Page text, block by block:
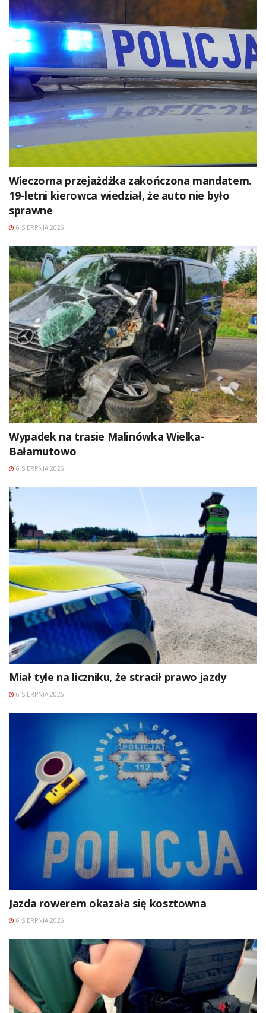
Wieczorna przejażdżka zakończona mandatem.
19-letni kierowca wiedział, że auto nie było
sprawne
6 SIERPNIA 2026
Wypadek na trasie Malinówka Wielka-
Bałamutowo
6 SIERPNIA 2026
Miał tyle na liczniku, że stracił prawo jazdy
6 SIERPNIA 2026
Jazda rowerem okazała się kosztowna
6 SIERPNIA 2026